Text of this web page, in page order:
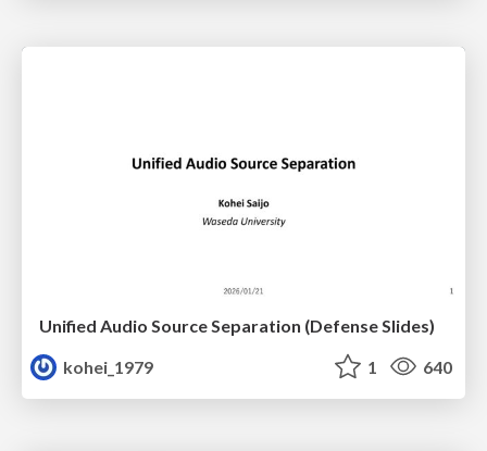
Unified Audio Source Separation (Defense Slides)
kohei_1979
1 640